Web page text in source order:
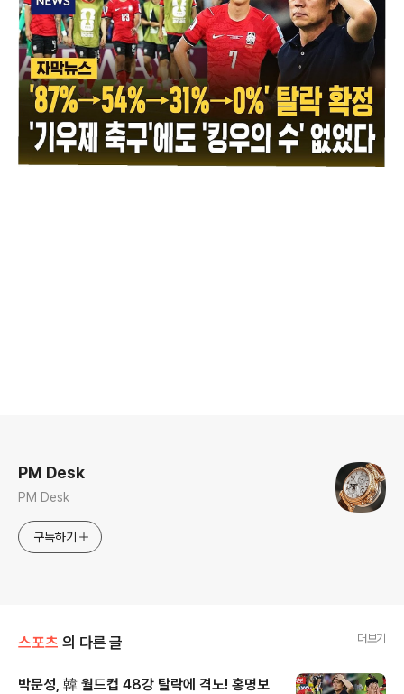
PM Desk
PM Desk
구독하기
스포츠 의 다른 글 더보기
박문성, 韓 월드컵 48강 탈락에 격노! 홍명보